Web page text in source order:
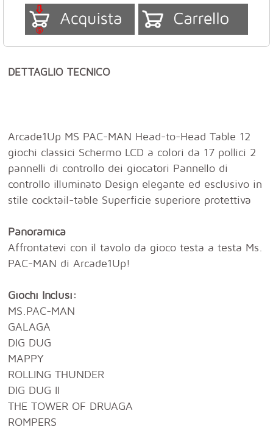
DETTAGLIO TECNICO
Arcade1Up MS PAC-MAN Head-to-Head Table 12
giochi classici Schermo LCD a colori da 17 pollici 2
pannelli di controllo dei giocatori Pannello di
controllo illuminato Design elegante ed esclusivo in
stile cocktail-table Superficie superiore protettiva
Panoramica
Affrontatevi con il tavolo da gioco testa a testa Ms.
PAC-MAN di Arcade1Up!
Giochi Inclusi:
MS.PAC-MAN
GALAGA
DIG DUG
MAPPY
ROLLING THUNDER
DIG DUG II
THE TOWER OF DRUAGA
ROMPERS